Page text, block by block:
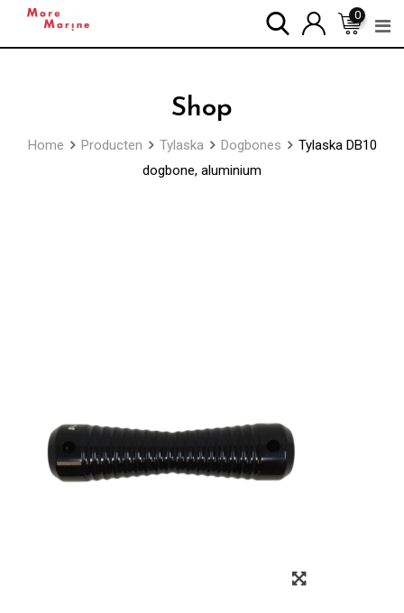
0
Shop
Home Producten Tylaska Dogbones
Tylaska DB10
dogbone, aluminium
Zoom